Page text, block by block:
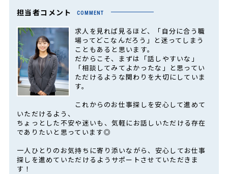
担当者コメント COMMENT
求人を見れば見るほど、「自分に合う職
場ってどこなんだろう」と迷ってしまう
こともあると思います。
だからこそ、まずは「話しやすいな」
「相談してみてよかったな」と思ってい
ただけるような関わりを大切にしていま
す。
これからのお仕事探しを安心して進めて
いただけるよう、
ちょっとした不安や迷いも、気軽にお話しいただける存在
でありたいと思っています◎
一人ひとりのお気持ちに寄り添いながら、安心してお仕事
探しを進めていただけるようサポートさせていただきま
す！